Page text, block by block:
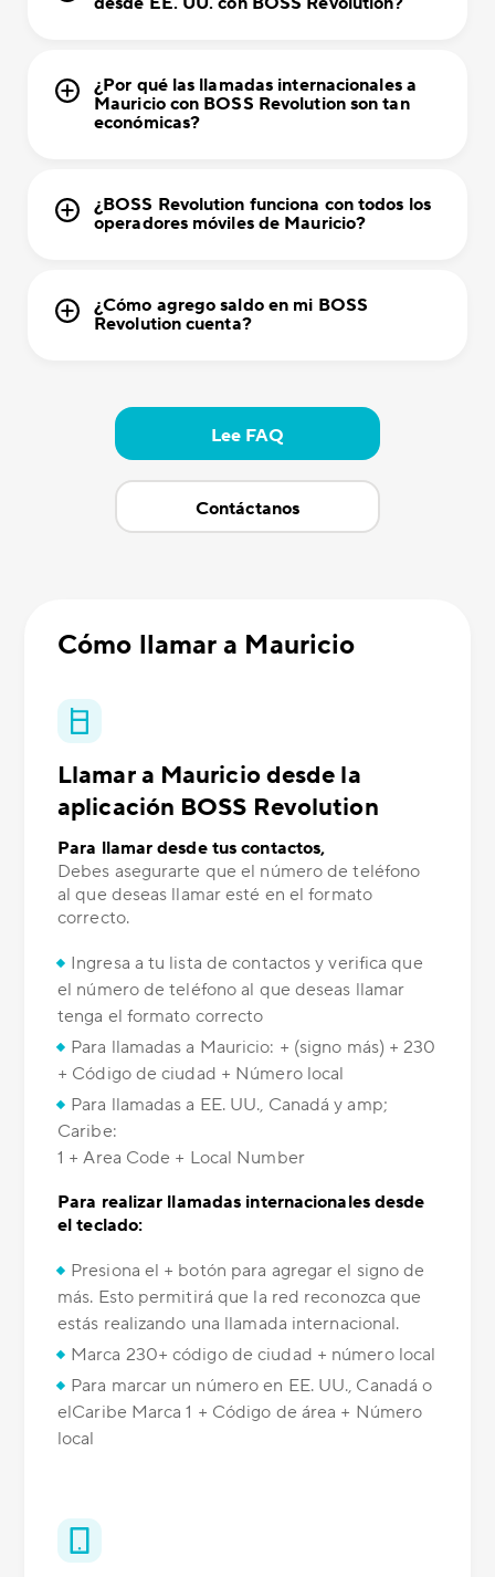
¿Por qué las llamadas internacionales a
Mauricio con BOSS Revolution son tan
económicas?
¿BOSS Revolution funciona con todos los
operadores móviles de Mauricio?
¿Cómo agrego saldo en mi BOSS
Revolution cuenta?
Lee FAQ
Contáctanos
Cómo llamar a Mauricio
Llamar a Mauricio desde la
aplicación BOSS Revolution
Para llamar desde tus contactos,
Debes asegurarte que el número de teléfono
al que deseas llamar esté en el formato
correcto.
Ingresa a tu lista de contactos y verifica que
el número de teléfono al que deseas llamar
tenga el formato correcto
Para llamadas a Mauricio: + (signo más) + 230
+ Código de ciudad + Número local
Para llamadas a EE. UU., Canadá y amp;
Caribe:
1 + Area Code + Local Number
Para realizar llamadas internacionales desde
el teclado:
Presiona el + botón para agregar el signo de
más. Esto permitirá que la red reconozca que
estás realizando una llamada internacional.
Marca 230+ código de ciudad + número local
Para marcar un número en EE. UU., Canadá o
elCaribe Marca 1 + Código de área + Número
local